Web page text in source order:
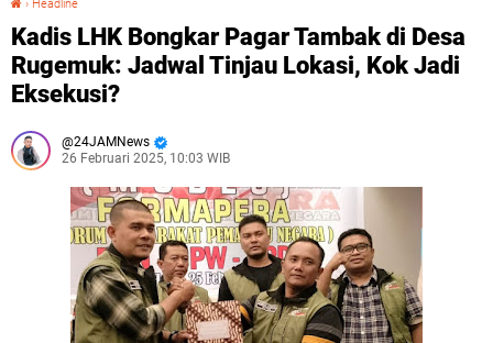
› Headline
Kadis LHK Bongkar Pagar Tambak di Desa
Rugemuk: Jadwal Tinjau Lokasi, Kok Jadi
Eksekusi?
24JAMNews
26 Februari 2025, 10:03 WIB